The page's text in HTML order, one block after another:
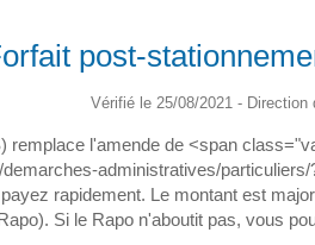
post-
Vérifié le 25/08/2021 -
remplace l'amende de <span
administratives/
rapidement. Le montant est
Si le Rapo n'aboutit pas, vous